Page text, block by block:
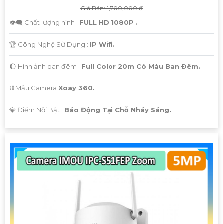
Giá Bán: 1,700,000 ₫
👁️‍🗨 Chất lượng hình : FULL HD 1080P .
🏆 Công Nghệ Sử Dụng : IP Wifi.
🌔 Hình ảnh ban đêm : Full Color 20m Có Màu Ban Ðêm.
⛓ Mẫu Camera Xoay 360.
️💎 Điểm Nỗi Bật : Báo Động Tại Chỗ Nháy Sáng.